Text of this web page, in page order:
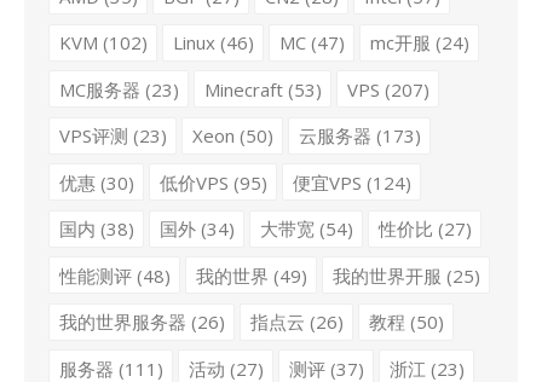
KVM (102) Linux(46) MC(47) mc开服 (24)
MC服务器 (23) Minecraft(53) VPS (207)
VPS评测 (23) Xeon (50) 云服务器 (173)
优惠(30) 低价VPS (95) 便宜VPS (124)
国内 (38) 国外(34) 大带宽(54) 性价比 (27)
性能测评(48) 我的世界 (49) 我的世界开服 (25)
我的世界服务器 (26) 指点云 (26) 教程 (50)
服务器 (111) 活动 (27) 测评(37) 浙江 (23)